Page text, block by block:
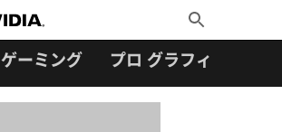
Toggle
Search
ゲーミング プロ グラフィックス